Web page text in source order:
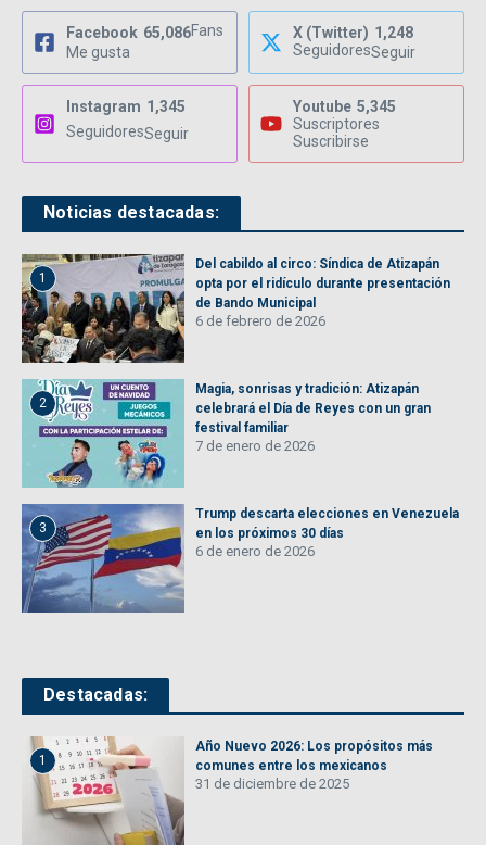
Facebook 65,086Fans
Me gusta
X (Twitter) 1,248
SeguidoresSeguir
Instagram 1,345
SeguidoresSeguir
Youtube 5,345
Suscriptores
Suscribirse
Noticias destacadas:
1
Del cabildo al circo: Síndica de Atizapán
opta por el ridículo durante presentación
de Bando Municipal
6 de febrero de 2026
2
Magia, sonrisas y tradición: Atizapán
celebrará el Día de Reyes con un gran
festival familiar
7 de enero de 2026
3
Trump descarta elecciones en Venezuela
en los próximos 30 días
6 de enero de 2026
Destacadas:
1
Año Nuevo 2026: Los propósitos más
comunes entre los mexicanos
31 de diciembre de 2025